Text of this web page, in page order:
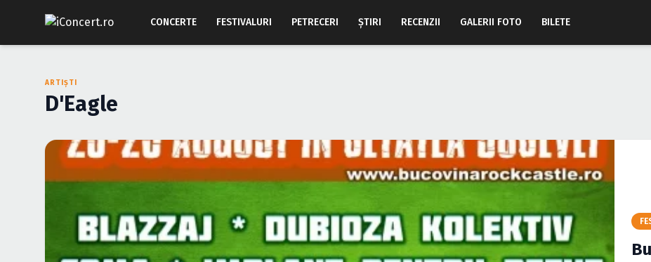
CONCERTE FESTIVALURI PETRECERI ŞTIRI RECENZII GALERII FOTO BILETE
ARTIȘTI
D'Eagle